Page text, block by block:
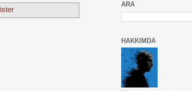
ARA
HAKKIMDA